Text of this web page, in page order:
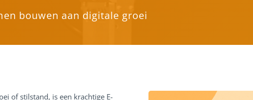
bouwen aan digitale groei
of stilstand, is een krachtige E-